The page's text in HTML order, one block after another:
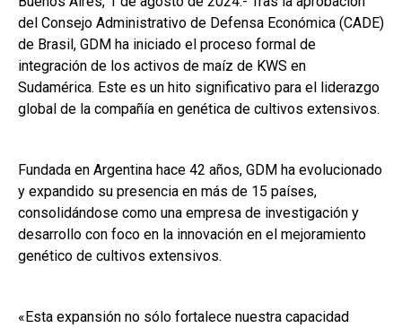
ce
b
o
o
at
s
A
p
ke
dI
n
m
p
ar
tir
del Consejo Administrativo de Defensa Económica (CADE)
de Brasil, GDM ha iniciado el proceso formal de
integración de los activos de maíz de KWS en
Sudamérica. Este es un hito significativo para el liderazgo
global de la compañía en genética de cultivos extensivos.
Fundada en Argentina hace 42 años, GDM ha evolucionado
y expandido su presencia en más de 15 países,
consolidándose como una empresa de investigación y
desarrollo con foco en la innovación en el mejoramiento
genético de cultivos extensivos.
«Esta expansión no sólo fortalece nuestra capacidad